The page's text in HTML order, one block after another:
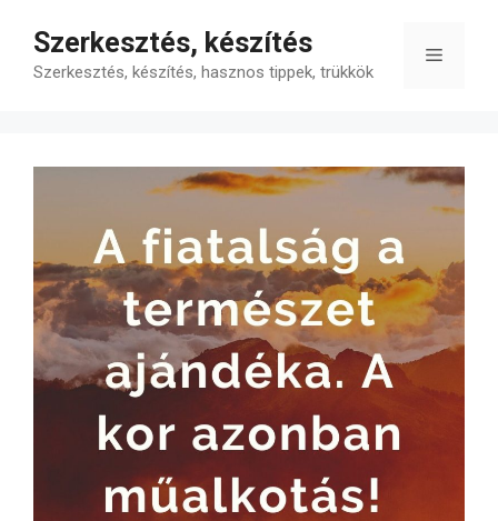
tartalomba
Szerkesztés, készítés
Szerkesztés, készítés, hasznos tippek, trükkök
Menü